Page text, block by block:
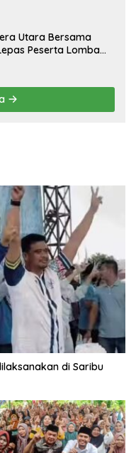
Utara Bersama
Peserta Lomba
di Saribu